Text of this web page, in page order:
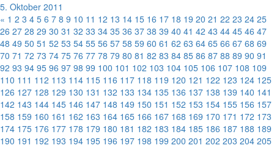
5. Oktober 2011
« 1 2 3 4 5 6 7 8 9 10 11 12 13 14 15 16 17 18 19 20 21 22 23 24 25
26 27 28 29 30 31 32 33 34 35 36 37 38 39 40 41 42 43 44 45 46 47
48 49 50 51 52 53 54 55 56 57 58 59 60 61 62 63 64 65 66 67 68 69
70 71 72 73 74 75 76 77 78 79 80 81 82 83 84 85 86 87 88 89 90 91
92 93 94 95 96 97 98 99 100 101 102 103 104 105 106 107 108 109
110 111 112 113 114 115 116 117 118 119 120 121 122 123 124 125
126 127 128 129 130 131 132 133 134 135 136 137 138 139 140 141
142 143 144 145 146 147 148 149 150 151 152 153 154 155 156 157
158 159 160 161 162 163 164 165 166 167 168 169 170 171 172 173
174 175 176 177 178 179 180 181 182 183 184 185 186 187 188 189
190 191 192 193 194 195 196 197 198 199 200 201 202 203 204 205